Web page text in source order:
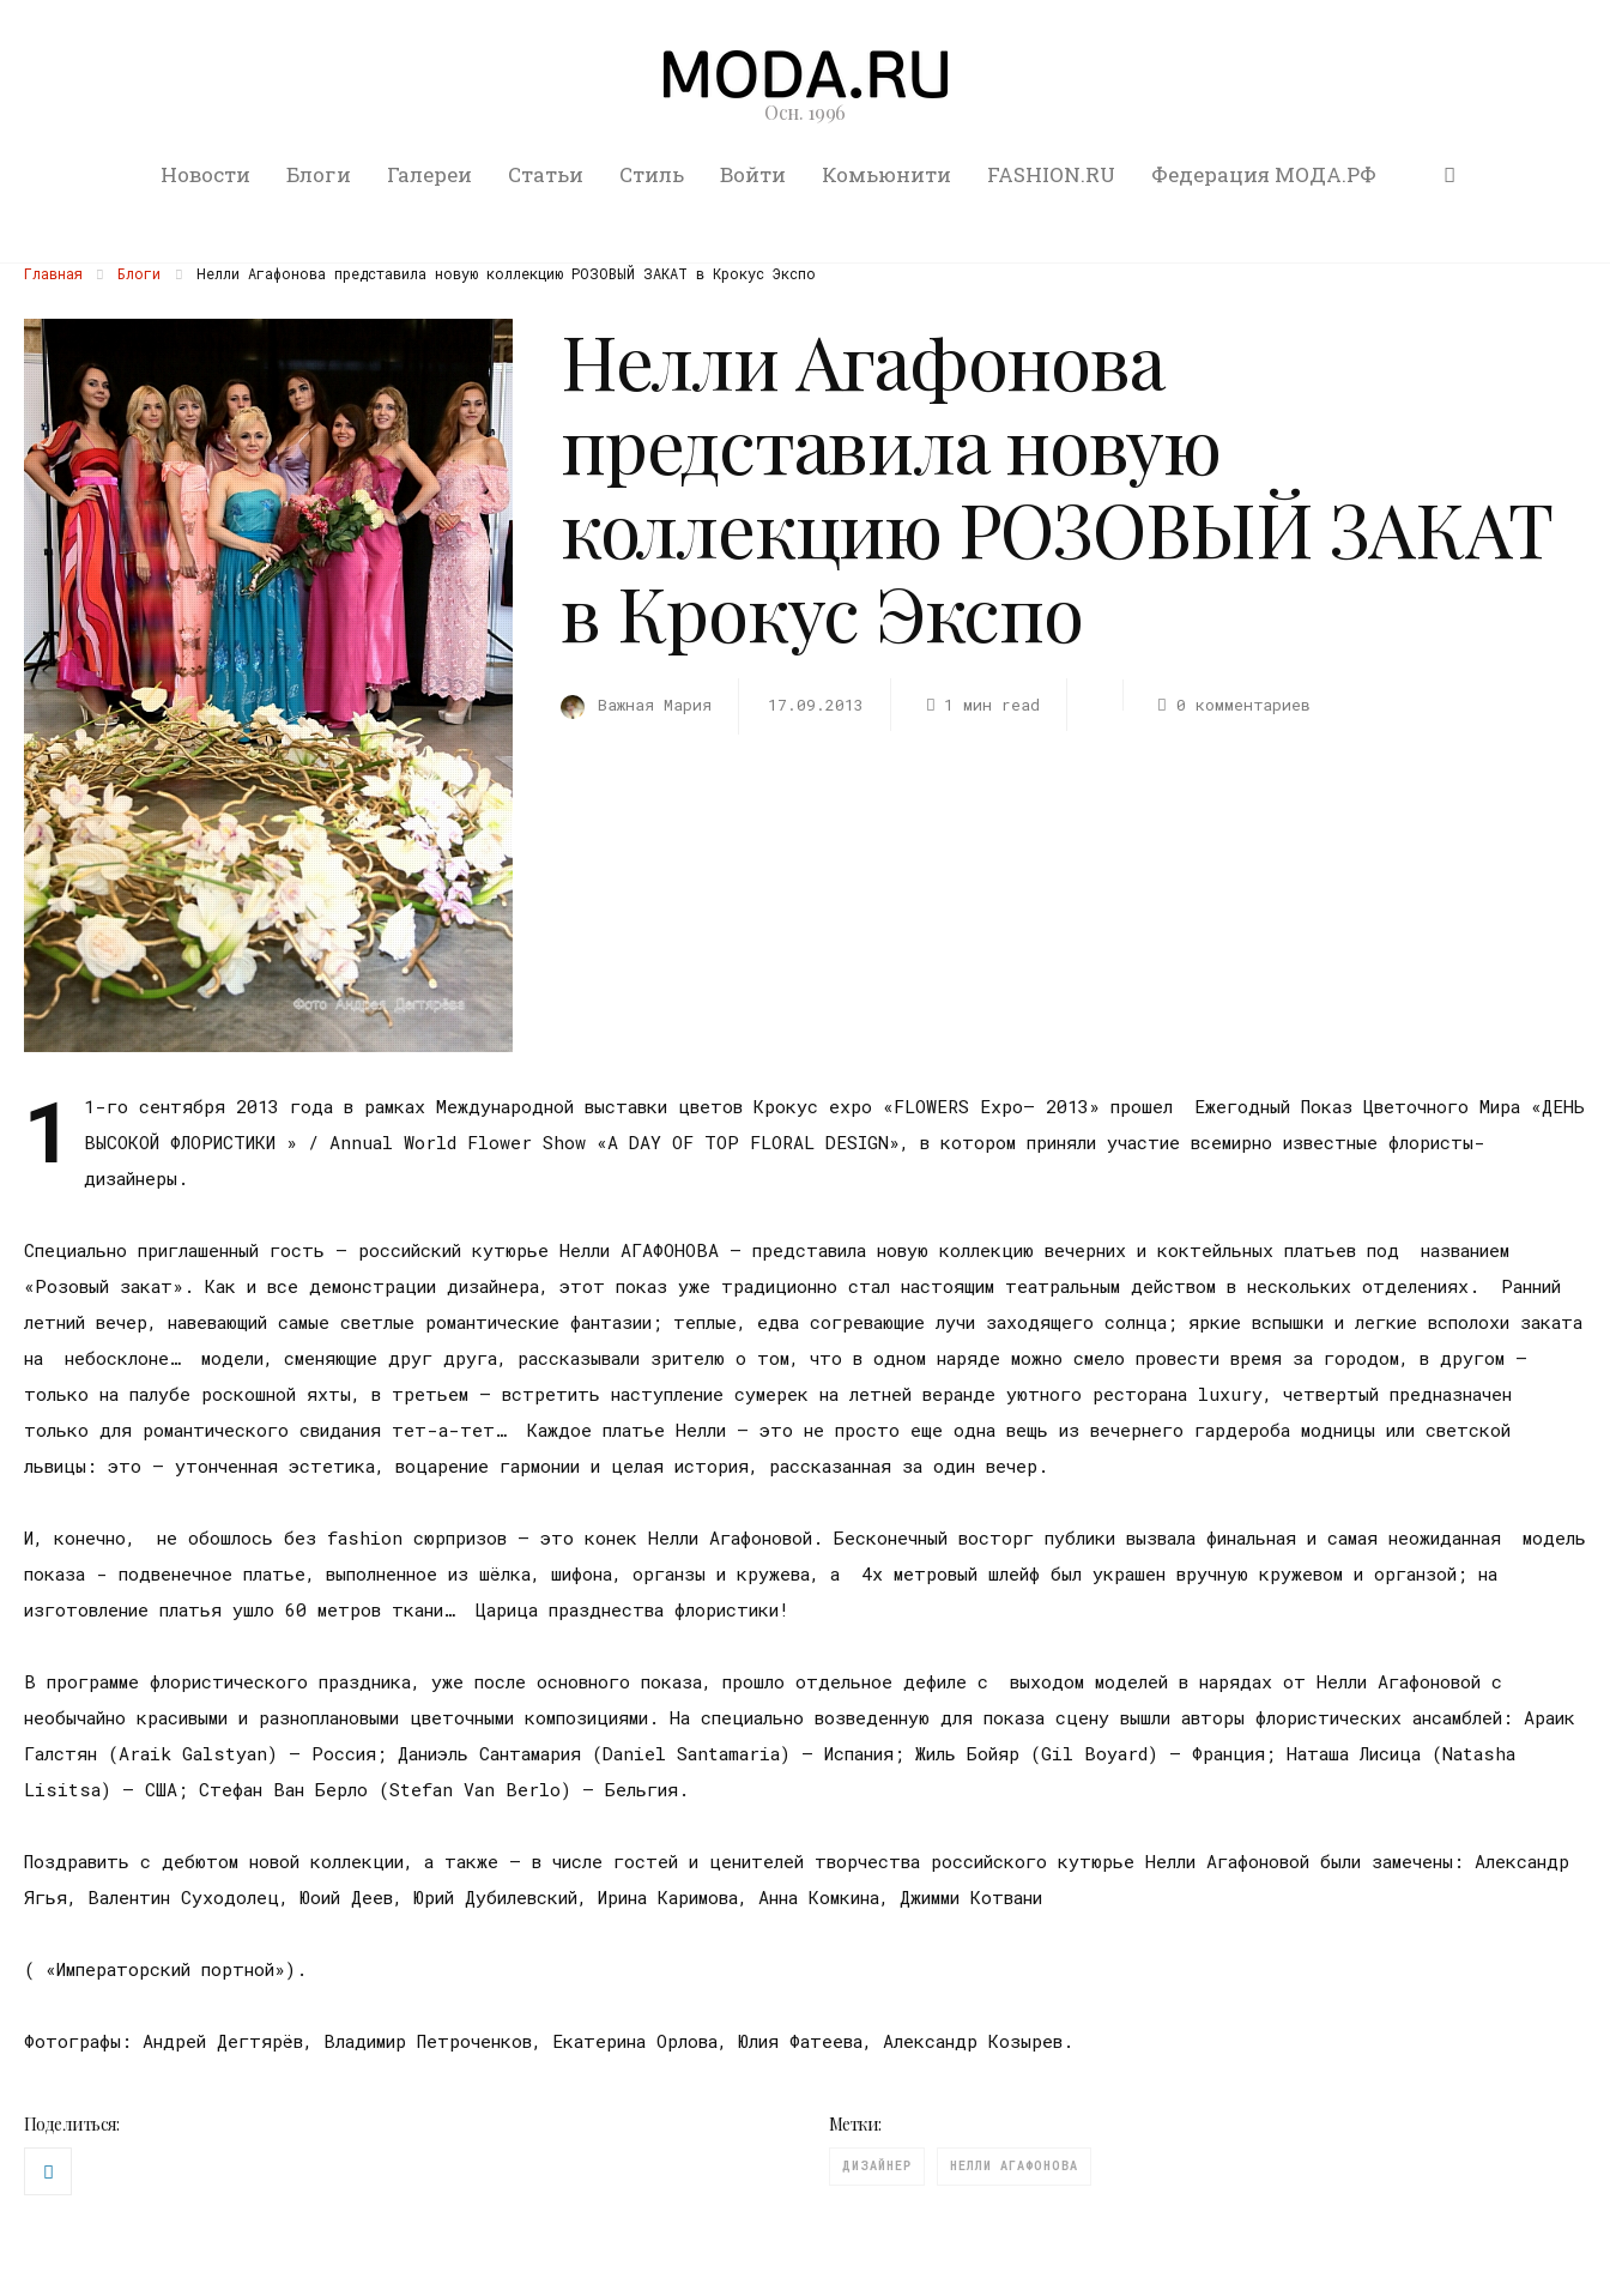
Осн. 1996
Новости Блоги Галереи Статьи Стиль Войти Комьюнити FASHION.RU Федерация МОДА.РФ
Главная Блоги Нелли Агафонова представила новую коллекцию РОЗОВЫЙ ЗАКАТ в Крокус Экспо
Нелли Агафонова
представила новую
коллекцию РОЗОВЫЙ ЗАКАТ
в Крокус Экспо
Важная Мария 17.09.2013 1 мин read 0 комментариев
1
1-го сентября 2013 года в рамках Международной выставки цветов Крокус expo «FLOWERS Expo– 2013» прошел Ежегодный Показ Цветочного Мира «ДЕНЬ
ВЫСОКОЙ ФЛОРИСТИКИ » / Annual World Flower Show «A DAY OF TOP FLORAL DESIGN», в котором приняли участие всемирно известные флористы-
дизайнеры.
Специально приглашенный гость – российский кутюрье Нелли АГАФОНОВА – представила новую коллекцию вечерних и коктейльных платьев под названием
«Розовый закат». Как и все демонстрации дизайнера, этот показ уже традиционно стал настоящим театральным действом в нескольких отделениях. Ранний
летний вечер, навевающий самые светлые романтические фантазии; теплые, едва согревающие лучи заходящего солнца; яркие вспышки и легкие всполохи заката
на небосклоне… модели, сменяющие друг друга, рассказывали зрителю о том, что в одном наряде можно смело провести время за городом, в другом –
только на палубе роскошной яхты, в третьем – встретить наступление сумерек на летней веранде уютного ресторана luxury, четвертый предназначен
только для романтического свидания тет-а-тет… Каждое платье Нелли – это не просто еще одна вещь из вечернего гардероба модницы или светской
львицы: это – утонченная эстетика, воцарение гармонии и целая история, рассказанная за один вечер.
И, конечно, не обошлось без fashion сюрпризов – это конек Нелли Агафоновой. Бесконечный восторг публики вызвала финальная и самая неожиданная модель
показа - подвенечное платье, выполненное из шёлка, шифона, органзы и кружева, а 4х метровый шлейф был украшен вручную кружевом и органзой; на
изготовление платья ушло 60 метров ткани… Царица празднества флористики!
В программе флористического праздника, уже после основного показа, прошло отдельное дефиле с выходом моделей в нарядах от Нелли Агафоновой с
необычайно красивыми и разноплановыми цветочными композициями. На специально возведенную для показа сцену вышли авторы флористических ансамблей: Араик
Галстян (Araik Galstyan) — Россия; Даниэль Сантамария (Daniel Santamaria) — Испания; Жиль Бойяр (Gil Boyard) — Франция; Наташа Лисица (Natasha
Lisitsa) — США; Стефан Ван Берло (Stefan Van Berlo) — Бельгия.
Поздравить с дебютом новой коллекции, а также – в числе гостей и ценителей творчества российского кутюрье Нелли Агафоновой были замечены: Александр
Ягья, Валентин Суходолец, Юоий Деев, Юрий Дубилевский, Ирина Каримова, Анна Комкина, Джимми Котвани
( «Императорский портной»).
Фотографы: Андрей Дегтярёв, Владимир Петроченков, Екатерина Орлова, Юлия Фатеева, Александр Козырев.
Поделиться: Метки:
ДИЗАЙНЕР НЕЛЛИ АГАФОНОВА